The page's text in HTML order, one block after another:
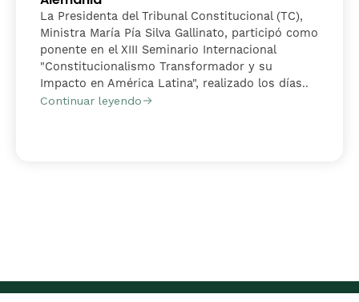
La Presidenta del Tribunal Constitucional (TC),
Ministra María Pía Silva Gallinato, participó como
ponente en el XIII Seminario Internacional
"Constitucionalismo Transformador y su
Impacto en América Latina", realizado los días..
Continuar leyendo